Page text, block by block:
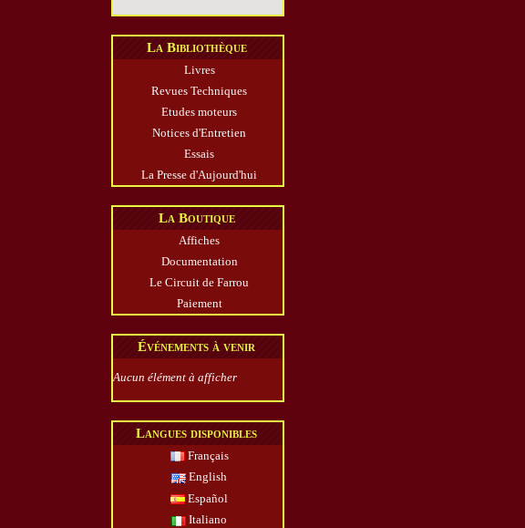
La Bibliothèque
Livres
Revues Techniques
Etudes moteurs
Notices d'Entretien
Essais
La Presse d'Aujourd'hui
La Boutique
Affiches
Documentation
Le Circuit de Farrou
Paiement
Événements à venir
Aucun élément à afficher
Langues disponibles
Français
English
Español
Italiano